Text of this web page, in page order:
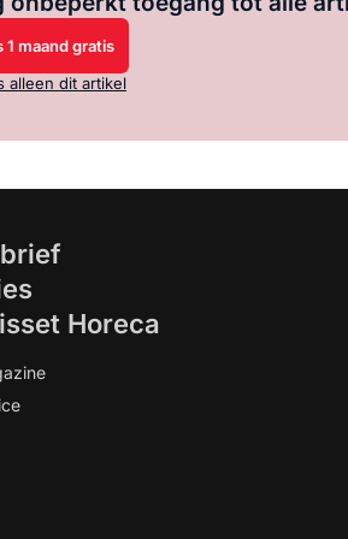
1 maand gratis
alleen dit artikel
Horeca